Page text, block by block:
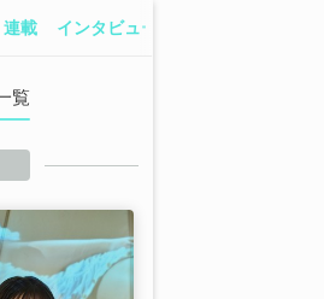
連載 インタビュー
覧